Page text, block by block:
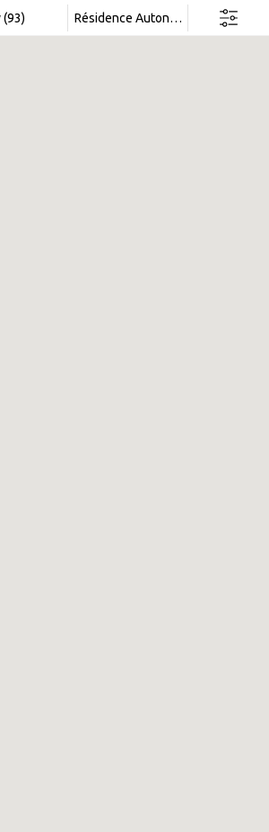
(93) Résidence Autonomie
dans cette zone